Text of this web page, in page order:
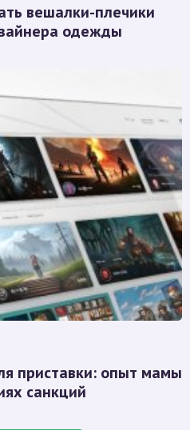
вешалки-плечики
одежды
приставки: опыт мамы
санкций